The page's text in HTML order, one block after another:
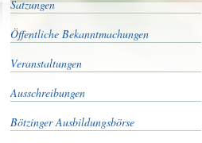
Satzungen
Öffentliche Bekanntmachungen
Veranstaltungen
Ausschreibungen
Bötzinger Ausbildungsbörse